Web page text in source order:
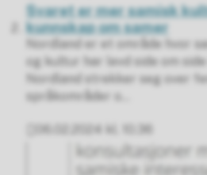
Svaret er mer samisk
kunnskap om samer
Nordland er et område hvor
og kultur har levd side om side
Nordland strekker seg over
språkområder o...
06.02.2024 kl. 10.36